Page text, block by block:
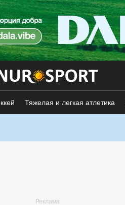
Тяжелая и легкая атлетика